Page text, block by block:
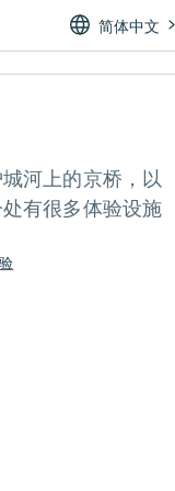
简体中文
河上的京桥，以
有很多体验设施